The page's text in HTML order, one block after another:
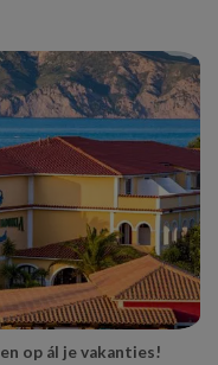
op ál je vakanties!